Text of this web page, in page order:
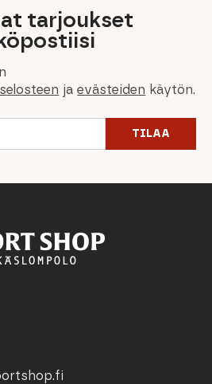
tarjoukset
jaevästeiden käytön.
TILAA